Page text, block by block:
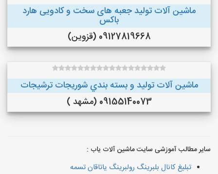
ماشین آلات تولید جعبه های سخت و کادویی هارد
باکس
09127819668 (قزوین)
ماشین آلات توليد و بسته بندي شوريجات ترشيجات
09155140073 (مشهد )
سایر مطالب آموزشی سایت ماشین آلات یاب :
تبلیغ کانال بلبرینگ رولبرینگ یاتاقان تسمه